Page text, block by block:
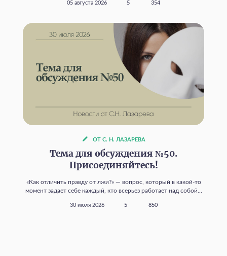
05 августа 2026 5 354
ОТ С. Н. ЛАЗАРЕВА
Тема для обсуждения №50.
Присоединяйтесь!
«Как отличить правду от лжи?» — вопрос, который в какой‑то
момент задает себе каждый, кто всерьез работает над собой...
30 июля 2026 5 850